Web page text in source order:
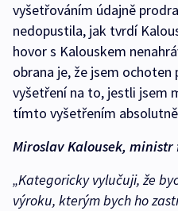
vyšetřováním údajně
nedopustila, jak tvrdí
hovor s Kalouskem
obrana je, že jsem
vyšetření na to, jestli jsem
tímto vyšetřením
Miroslav Kalousek, ministr
„Kategoricky vylučuji, že
výroku, kterým bych ho